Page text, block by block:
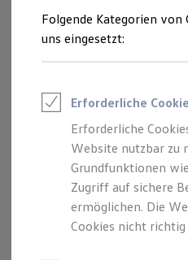
Saisonangebote
Reifenpakete
Leasing
Leasing-
Elektroauto
Kleinwagen-
Leasing ohne
Finanzierung
Autokredit mit
Versicherungen und
Kfz-
Garantien
(Waldhausen &
Co. KG) als
dieser Website
Impressum
Datenschutzerklärung
Folgende Kategorien von
uns eingesetzt:
Erforderliche
Erforderliche
Website nutzbar zu
Grundfunktionen
Zugriff auf sichere
ermöglichen. Die
Cookies nicht